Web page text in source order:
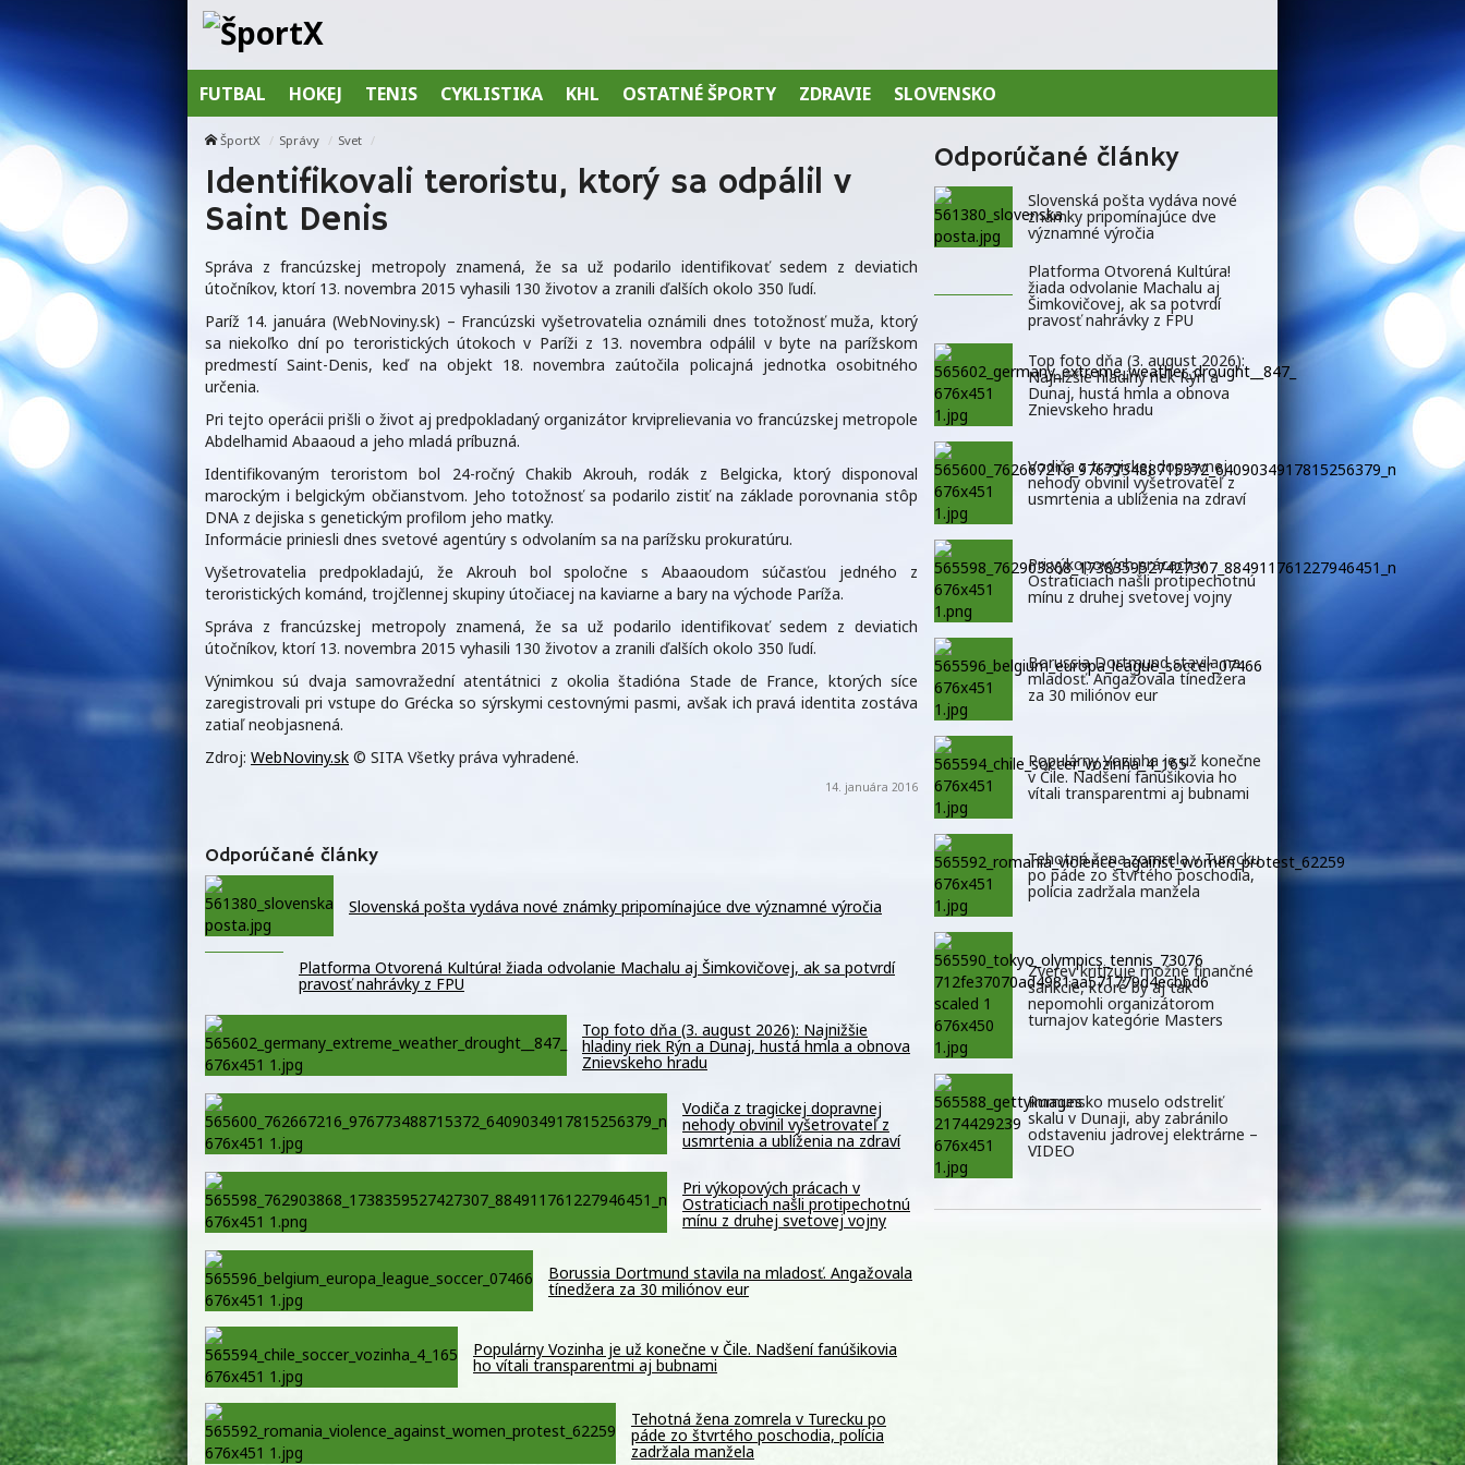
FUTBAL HOKEJ TENIS CYKLISTIKA KHL OSTATNÉ ŠPORTY ZDRAVIE SLOVENSKO
ŠportX Správy Svet
Identifikovali teroristu, ktorý sa odpálil v
Saint Denis
Správa z francúzskej metropoly znamená, že sa už podarilo identifikovať sedem z deviatich
útočníkov, ktorí 13. novembra 2015 vyhasili 130 životov a zranili ďalších okolo 350 ľudí.
Paríž 14. januára (WebNoviny.sk) – Francúzski vyšetrovatelia oznámili dnes totožnosť muža, ktorý
sa niekoľko dní po teroristických útokoch v Paríži z 13. novembra odpálil v byte na parížskom
predmestí Saint-Denis, keď na objekt 18. novembra zaútočila policajná jednotka osobitného
určenia.
Pri tejto operácii prišli o život aj predpokladaný organizátor krviprelievania vo francúzskej metropole
Abdelhamid Abaaoud a jeho mladá príbuzná.
Identifikovaným teroristom bol 24-ročný Chakib Akrouh, rodák z Belgicka, ktorý disponoval
marockým i belgickým občianstvom. Jeho totožnosť sa podarilo zistiť na základe porovnania stôp
DNA z dejiska s genetickým profilom jeho matky.
Informácie priniesli dnes svetové agentúry s odvolaním sa na parížsku prokuratúru.
Vyšetrovatelia predpokladajú, že Akrouh bol spoločne s Abaaoudom súčasťou jedného z
teroristických kománd, trojčlennej skupiny útočiacej na kaviarne a bary na východe Paríža.
Správa z francúzskej metropoly znamená, že sa už podarilo identifikovať sedem z deviatich
útočníkov, ktorí 13. novembra 2015 vyhasili 130 životov a zranili ďalších okolo 350 ľudí.
Výnimkou sú dvaja samovražední atentátnici z okolia štadióna Stade de France, ktorých síce
zaregistrovali pri vstupe do Grécka so sýrskymi cestovnými pasmi, avšak ich pravá identita zostáva
zatiaľ neobjasnená.
Zdroj: WebNoviny.sk © SITA Všetky práva vyhradené.
14. januára 2016
Odporúčané články
Slovenská pošta vydáva nové známky pripomínajúce dve významné výročia
Platforma Otvorená Kultúra! žiada odvolanie Machalu aj Šimkovičovej, ak sa potvrdí
pravosť nahrávky z FPU
Top foto dňa (3. august 2026): Najnižšie
hladiny riek Rýn a Dunaj, hustá hmla a obnova
Znievskeho hradu
Vodiča z tragickej dopravnej
nehody obvinil vyšetrovateľ z
usmrtenia a ublíženia na zdraví
Pri výkopových prácach v
Ostraticiach našli protipechotnú
mínu z druhej svetovej vojny
Borussia Dortmund stavila na mladosť. Angažovala
tínedžera za 30 miliónov eur
Populárny Vozinha je už konečne v Čile. Nadšení fanúšikovia
ho vítali transparentmi aj bubnami
Tehotná žena zomrela v Turecku po
páde zo štvrtého poschodia, polícia
zadržala manžela
Odporúčané články
Slovenská pošta vydáva nové
známky pripomínajúce dve
významné výročia
Platforma Otvorená Kultúra!
žiada odvolanie Machalu aj
Šimkovičovej, ak sa potvrdí
pravosť nahrávky z FPU
Top foto dňa (3. august 2026):
Najnižšie hladiny riek Rýn a
Dunaj, hustá hmla a obnova
Znievskeho hradu
Vodiča z tragickej dopravnej
nehody obvinil vyšetrovateľ z
usmrtenia a ublíženia na zdraví
Pri výkopových prácach v
Ostraticiach našli protipechotnú
mínu z druhej svetovej vojny
Borussia Dortmund stavila na
mladosť. Angažovala tínedžera
za 30 miliónov eur
Populárny Vozinha je už konečne
v Čile. Nadšení fanúšikovia ho
vítali transparentmi aj bubnami
Tehotná žena zomrela v Turecku
po páde zo štvrtého poschodia,
polícia zadržala manžela
Zverev kritizuje možné finančné
sankcie, ktoré by aj tak
nepomohli organizátorom
turnajov kategórie Masters
Rumunsko muselo odstreliť
skalu v Dunaji, aby zabránilo
odstaveniu jadrovej elektrárne –
VIDEO